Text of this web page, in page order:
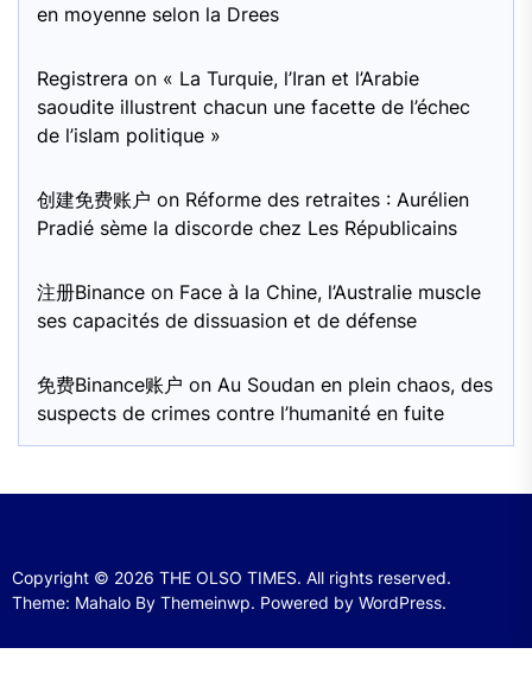
en moyenne selon la Drees
Registrera on « La Turquie, l’Iran et l’Arabie
saoudite illustrent chacun une facette de l’échec
de l’islam politique »
创建免费账户 on Réforme des retraites : Aurélien
Pradié sème la discorde chez Les Républicains
注册Binance on Face à la Chine, l’Australie muscle
ses capacités de dissuasion et de défense
免费Binance账户 on Au Soudan en plein chaos, des
suspects de crimes contre l’humanité en fuite
Copyright © 2026 THE OLSO TIMES. All rights reserved.
Theme: Mahalo By Themeinwp. Powered by WordPress.